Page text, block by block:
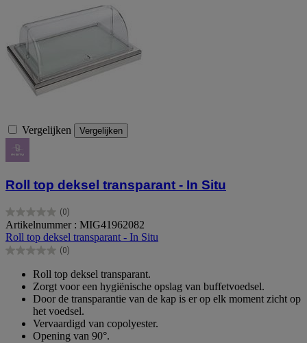
Vergelijken Vergelijken
Roll top deksel transparant - In Situ
(0)
0.0
van
de
5
Artikelnummer : MIG41962082
Roll top deksel transparant - In Situ
(0)
0.0
sterren.
Roll top deksel transparant.
Zorgt voor een hygiënische opslag van buffetvoedsel.
Door de transparantie van de kap is er op elk moment zicht op
het voedsel.
Vervaardigd van copolyester.
Opening van 90°.